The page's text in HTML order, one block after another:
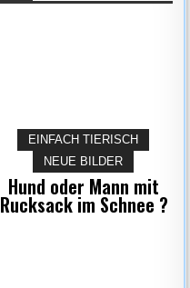
EINFACH TIERISCH
NEUE BILDER
Hund oder Mann mit
Rucksack im Schnee ?